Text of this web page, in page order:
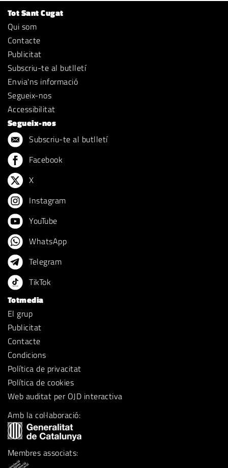
Tot Sant Cugat
Qui som
Contacte
Publicitat
Subscriu-te al butlletí
Envia'ns informació
Segueix-nos
Accessibilitat
Segueix-nos
Subscriu-te al butlletí
Facebook
X
Instagram
YouTube
WhatsApp
Telegram
TikTok
Totmedia
El grup
Publicitat
Contacte
Condicions
Política de privacitat
Política de cookies
Web auditat per OJD interactiva
Amb la col·laboració:
Membres associats: